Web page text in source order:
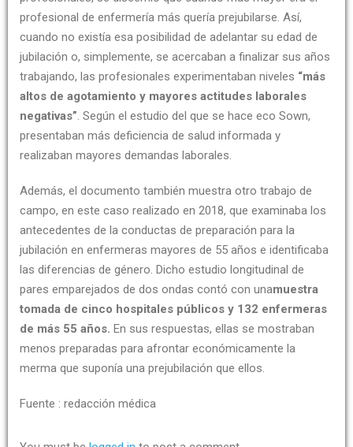
profesional de enfermería más quería prejubilarse. Así,
cuando no existía esa posibilidad de adelantar su edad de
jubilación o, simplemente, se acercaban a finalizar sus años
trabajando, las profesionales experimentaban niveles “más
altos de agotamiento y mayores actitudes laborales
negativas”. Según el estudio del que se hace eco Sown,
presentaban más deficiencia de salud informada y
realizaban mayores demandas laborales.
Además, el documento también muestra otro trabajo de
campo, en este caso realizado en 2018, que examinaba los
antecedentes de la conductas de preparación para la
jubilación en enfermeras mayores de 55 años e identificaba
las diferencias de género. Dicho estudio longitudinal de
pares emparejados de dos ondas contó con unamuestra
tomada de cinco hospitales públicos y 132 enfermeras
de más 55 años. En sus respuestas, ellas se mostraban
menos preparadas para afrontar económicamente la
merma que suponía una prejubilación que ellos.
Fuente : redacción médica